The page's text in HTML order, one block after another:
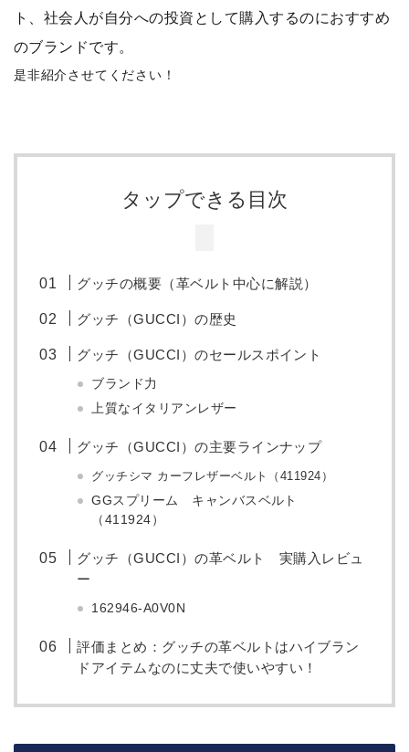
ト、社会人が自分への投資として購入するのにおすすめ
のブランドです。
是非紹介させてください！
タップできる目次
グッチの概要（革ベルト中心に解説）
グッチ（GUCCI）の歴史
グッチ（GUCCI）のセールスポイント
ブランド力
上質なイタリアンレザー
グッチ（GUCCI）の主要ラインナップ
グッチシマ カーフレザーベルト（411924）
GGスプリーム キャンバスベルト
（411924）
グッチ（GUCCI）の革ベルト 実購入レビュ
ー
162946-A0V0N
評価まとめ：グッチの革ベルトはハイブラン
ドアイテムなのに丈夫で使いやすい！